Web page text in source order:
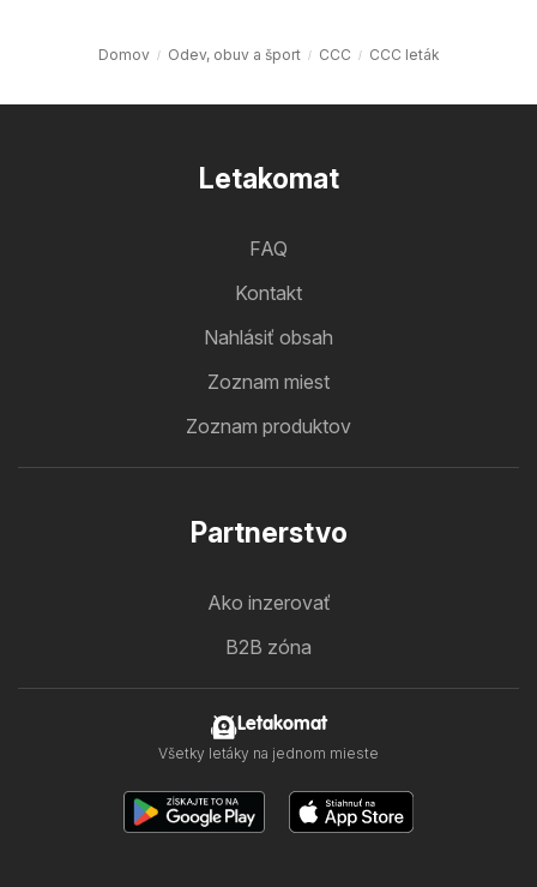
Domov Odev, obuv a šport CCC CCC leták
Letakomat
FAQ
Kontakt
Nahlásiť obsah
Zoznam miest
Zoznam produktov
Partnerstvo
Ako inzerovať
B2B zóna
Letakomat
Všetky letáky na jednom mieste